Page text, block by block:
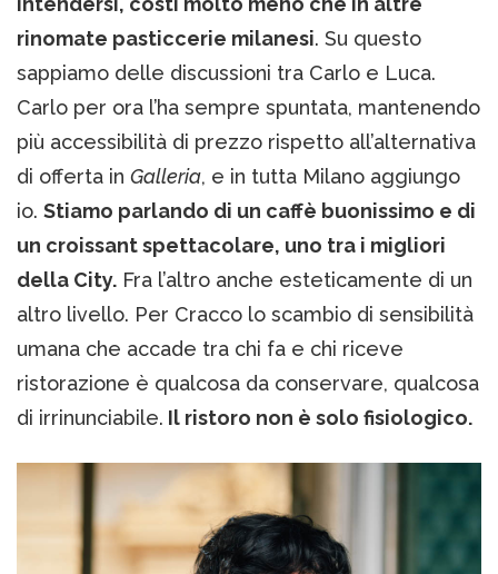
rinomate pasticcerie milanesi. Su questo
sappiamo delle discussioni tra Carlo e Luca.
Carlo per ora l’ha sempre spuntata, mantenendo
più accessibilità di prezzo rispetto all’alternativa
di offerta in Galleria, e in tutta Milano aggiungo
io. Stiamo parlando di un caffè buonissimo e di
un croissant spettacolare, uno tra i migliori
della City. Fra l’altro anche esteticamente di un
altro livello. Per Cracco lo scambio di sensibilità
umana che accade tra chi fa e chi riceve
ristorazione è qualcosa da conservare, qualcosa
di irrinunciabile. Il ristoro non è solo fisiologico.